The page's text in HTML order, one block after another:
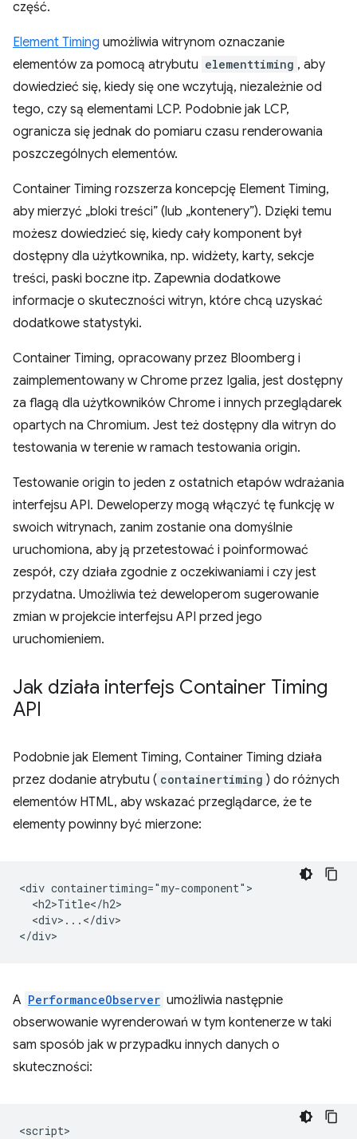
część.
Element Timing umożliwia witrynom oznaczanie
elementów za pomocą atrybutu elementtiming , aby
dowiedzieć się, kiedy się one wczytują, niezależnie od
tego, czy są elementami LCP. Podobnie jak LCP,
ogranicza się jednak do pomiaru czasu renderowania
poszczególnych elementów.
Container Timing rozszerza koncepcję Element Timing,
aby mierzyć „bloki treści” (lub „kontenery”). Dzięki temu
możesz dowiedzieć się, kiedy cały komponent był
dostępny dla użytkownika, np. widżety, karty, sekcje
treści, paski boczne itp. Zapewnia dodatkowe
informacje o skuteczności witryn, które chcą uzyskać
dodatkowe statystyki.
Container Timing, opracowany przez Bloomberg i
zaimplementowany w Chrome przez Igalia, jest dostępny
za flagą dla użytkowników Chrome i innych przeglądarek
opartych na Chromium. Jest też dostępny dla witryn do
testowania w terenie w ramach testowania origin.
Testowanie origin to jeden z ostatnich etapów wdrażania
interfejsu API. Deweloperzy mogą włączyć tę funkcję w
swoich witrynach, zanim zostanie ona domyślnie
uruchomiona, aby ją przetestować i poinformować
zespół, czy działa zgodnie z oczekiwaniami i czy jest
przydatna. Umożliwia też deweloperom sugerowanie
zmian w projekcie interfejsu API przed jego
uruchomieniem.
Jak działa interfejs Container Timing
API
Podobnie jak Element Timing, Container Timing działa
przez dodanie atrybutu ( containertiming ) do różnych
elementów HTML, aby wskazać przeglądarce, że te
elementy powinny być mierzone:
<div containertiming="my-component">
  <h2>Title</h2>
  <div>...</div>
A PerformanceObserver umożliwia następnie
obserwowanie wyrenderowań w tym kontenerze w taki
sam sposób jak w przypadku innych danych o
skuteczności:
<script